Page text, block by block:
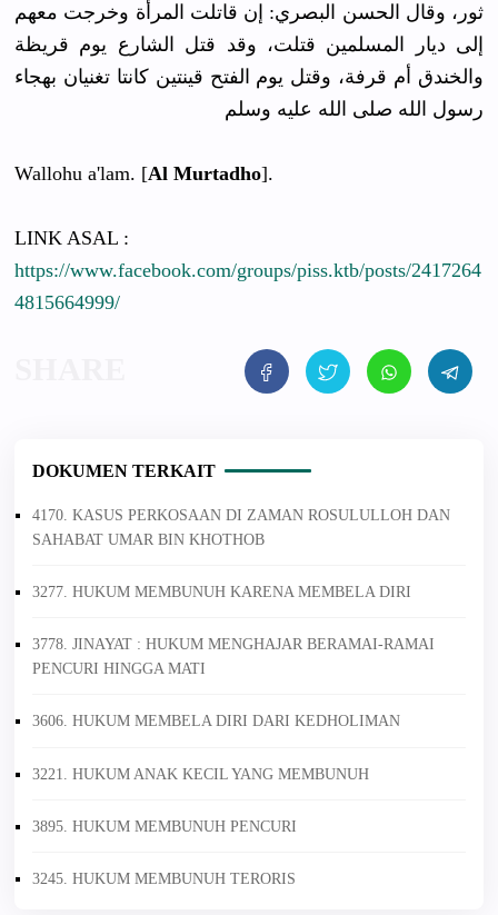
ثور، وقال الحسن البصري: إن قاتلت المرأة وخرجت معهم
إلى ديار المسلمين قتلت، وقد قتل الشارع يوم قريظة
والخندق أم قرفة، وقتل يوم الفتح قينتين كانتا تغنيان بهجاء
رسول الله صلى الله عليه وسلم
Wallohu a'lam. [Al Murtadho].
LINK ASAL :
https://www.facebook.com/groups/piss.ktb/posts/2417264
4815664999/
DOKUMEN TERKAIT
4170. KASUS PERKOSAAN DI ZAMAN ROSULULLOH DAN
SAHABAT UMAR BIN KHOTHOB
3277. HUKUM MEMBUNUH KARENA MEMBELA DIRI
3778. JINAYAT : HUKUM MENGHAJAR BERAMAI-RAMAI
PENCURI HINGGA MATI
3606. HUKUM MEMBELA DIRI DARI KEDHOLIMAN
3221. HUKUM ANAK KECIL YANG MEMBUNUH
3895. HUKUM MEMBUNUH PENCURI
3245. HUKUM MEMBUNUH TERORIS